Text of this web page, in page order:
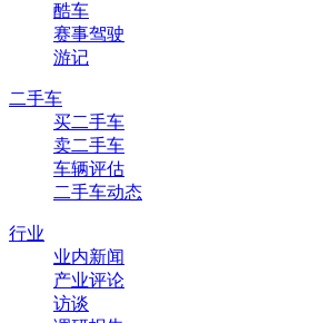
酷车
赛事驾驶
游记
二手车
买二手车
卖二手车
车辆评估
二手车动态
行业
业内新闻
产业评论
访谈